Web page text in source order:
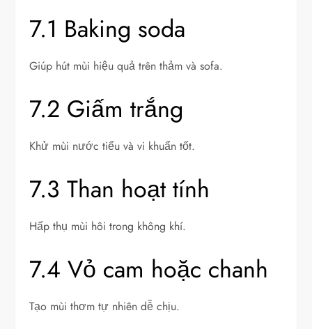
7.1 Baking soda
Giúp hút mùi hiệu quả trên thảm và sofa.
7.2 Giấm trắng
Khử mùi nước tiểu và vi khuẩn tốt.
7.3 Than hoạt tính
Hấp thụ mùi hôi trong không khí.
7.4 Vỏ cam hoặc chanh
Tạo mùi thơm tự nhiên dễ chịu.